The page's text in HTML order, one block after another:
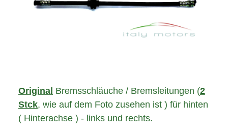
Original Bremsschläuche / Bremsleitungen (2
Stck, wie auf dem Foto zusehen ist ) für hinten
( Hinterachse ) - links und rechts.